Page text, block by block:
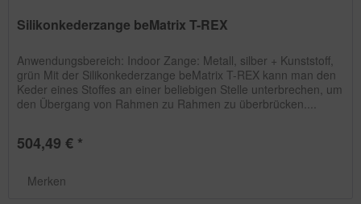
Silikonkederzange beMatrix T-REX
Anwendungsbereich: Indoor Zange: Metall, silber + Kunststoff,
grün Mit der Silikonkederzange beMatrix T-REX kann man den
Keder eines Stoffes an einer beliebigen Stelle unterbrechen, um
den Übergang von Rahmen zu Rahmen zu überbrücken....
504,49 € *
Merken